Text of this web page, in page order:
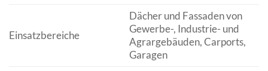
Einsatzbereiche
Dächer und Fassaden von
Gewerbe-, Industrie- und
Agrargebäuden, Carports,
Garagen